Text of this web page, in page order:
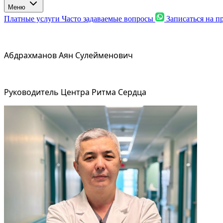
Меню
Платные услуги Часто задаваемые вопросы Записаться на
Абдрахманов Аян Сулейменович
Руководитель Центра Ритма Сердца